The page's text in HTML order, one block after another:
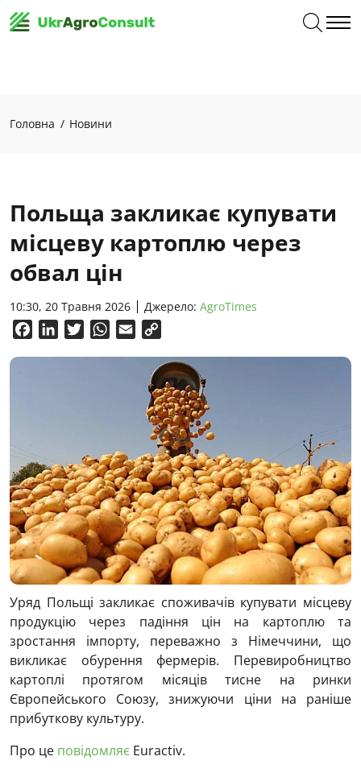
Головна Новини
Польща закликає купувати
місцеву картоплю через
обвал цін
10:30, 20 Травня 2026 Джерело: AgroTimes
FacebookLinkedInTwitterWhatsApp
Email
Уряд Польщі закликає споживачів купувати місцеву
продукцію через падіння цін на картоплю та
зростання імпорту, переважно з Німеччини, що
викликає обурення фермерів. Перевиробництво
картоплі протягом місяців тисне на ринки
Європейського Союзу, знижуючи ціни на раніше
прибуткову культуру.
Про це повідомляє Euractiv.